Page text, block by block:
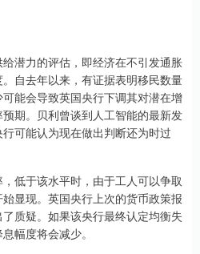
潜力的评估，即经济在不引发通胀
自去年以来，有证据表明移民数量
能会导致英国央行下调其对潜在增
期。贝利曾谈到人工智能的最新发
可能认为现在做出判断还为时过
低于该水平时，由于工人可以争取
显现。英国央行上次的货币政策报
质疑。如果该央行最终认定均衡失
幅度将会减少。